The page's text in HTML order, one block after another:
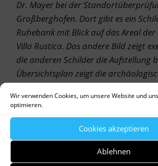
Wir verwenden Cookies, um unsere Website und
optimieren.
Cookies akzeptieren
Ablehnen
Dr. Mayer bei der
Großberghofen. Dort gibt es ein
Ruhebank mit Blick auf das Areal der
Villa Rustica. Das andere Bild zeigt
die anderen Schilder die Aufstellung
Übersichtsplan zeigt die